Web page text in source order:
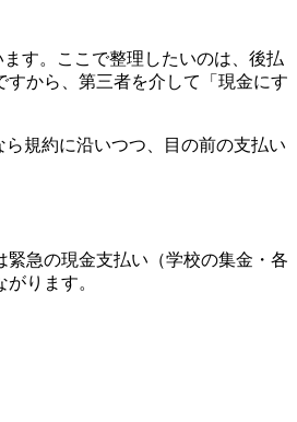
す。ここで整理したいのは、後払
から、第三者を介して「現金にす
規約に沿いつつ、目の前の支払い
急の現金支払い（学校の集金・各
ります。